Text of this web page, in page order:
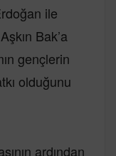
ile
Bak’a
gençlerin
olduğunu
ardından